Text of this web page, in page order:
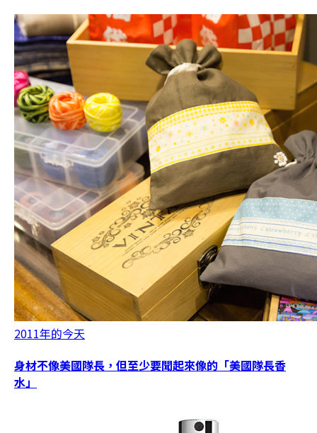
2011年的今天
身材不像美國隊長，但至少要聞起來像的「美國隊長香
水」